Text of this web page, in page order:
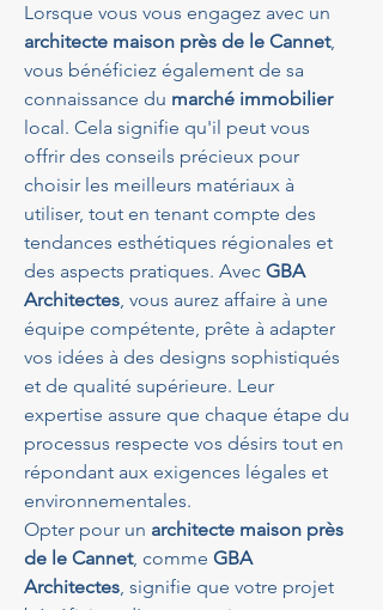
Lorsque vous vous engagez avec un
architecte maison près de le Cannet,
vous bénéficiez également de sa
connaissance du marché immobilier
local. Cela signifie qu'il peut vous
offrir des conseils précieux pour
choisir les meilleurs matériaux à
utiliser, tout en tenant compte des
tendances esthétiques régionales et
des aspects pratiques. Avec GBA
Architectes, vous aurez affaire à une
équipe compétente, prête à adapter
vos idées à des designs sophistiqués
et de qualité supérieure. Leur
expertise assure que chaque étape du
processus respecte vos désirs tout en
répondant aux exigences légales et
environnementales.
Opter pour un architecte maison près
de le Cannet, comme GBA
Architectes, signifie que votre projet